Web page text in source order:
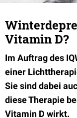
Vitamin D?
Im Auftrag des
einer
Sie sind dabei
diese Therapie
Vitamin D wirkt.